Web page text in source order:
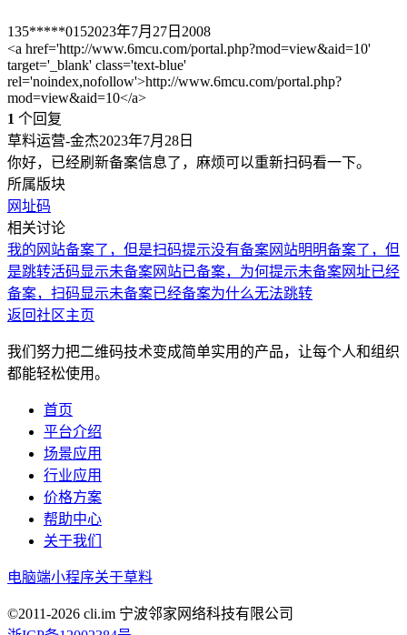
135*****0152023年7月27日 2008
<a href='http://www.6mcu.com/portal.php?mod=view&aid=10'
target='_blank' class='text-blue'
rel='noindex,nofollow'>http://www.6mcu.com/portal.php?
mod=view&aid=10</a>
1 个回复
草料运营-金杰2023年7月28日
你好，已经刷新备案信息了，麻烦可以重新扫码看一下。
所属版块
网址码
相关讨论
我的网站备案了，但是扫码提示没有备案网站明明备案了，但
是跳转活码显示未备案网站已备案，为何提示未备案网址已经
备案，扫码显示未备案已经备案为什么无法跳转
返回社区主页
我们努力把二维码技术变成简单实用的产品，让每个人和组织
都能轻松使用。
首页
平台介绍
场景应用
行业应用
价格方案
帮助中心
关于我们
电脑端小程序关于草料
©2011-2026 cli.im 宁波邻家网络科技有限公司